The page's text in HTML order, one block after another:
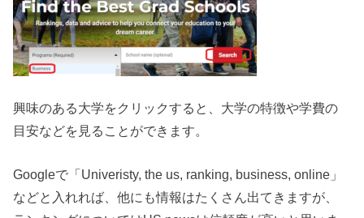
興味のある大学をクリックすると、大学の特徴や学費の
目安などを見ることができます。
Googleで「Univeristy, the us, ranking, business, online」
などと入れれば、他にも情報はたくさん出てきますが、